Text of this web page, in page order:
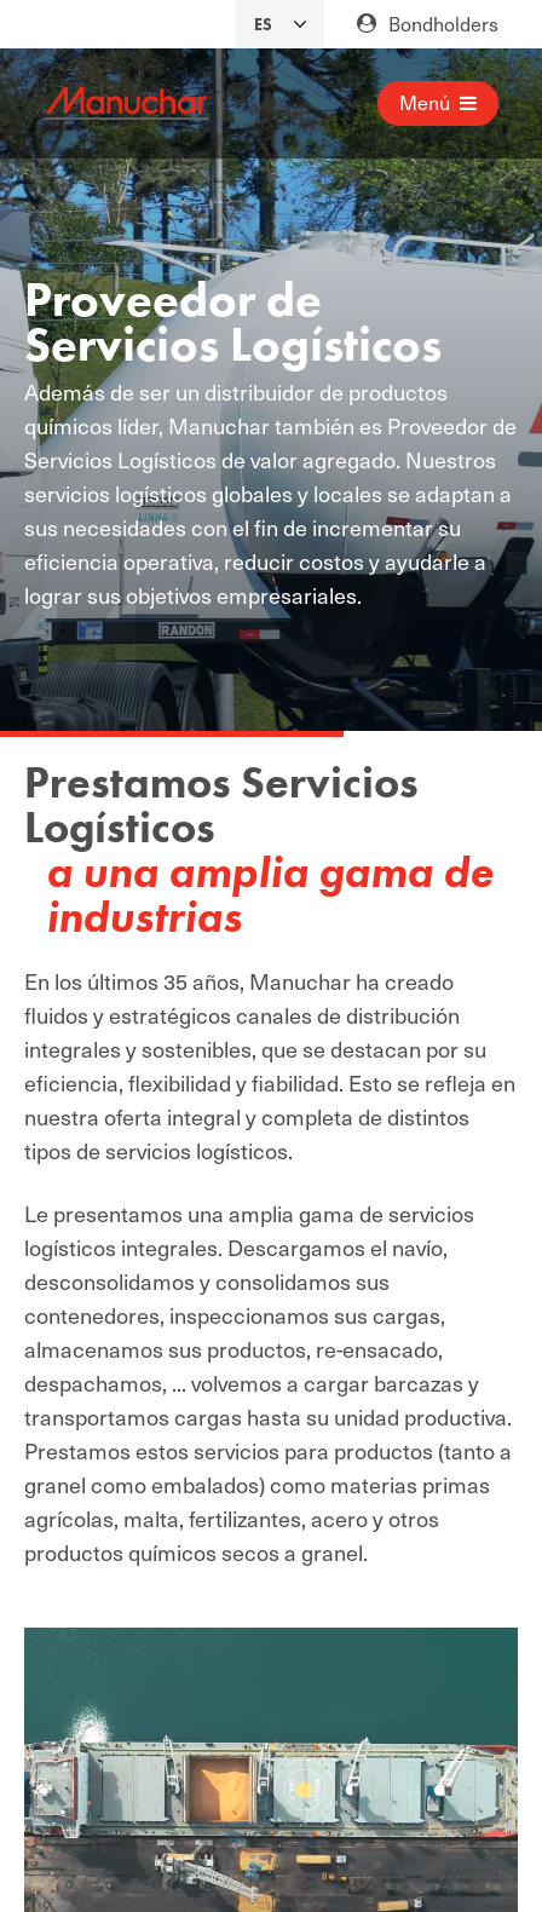
Bondholders
Menú
Proveedor de
Servicios Logísticos
Además de ser un distribuidor de productos
químicos líder, Manuchar también es Proveedor de
Servicios Logísticos de valor agregado. Nuestros
servicios logísticos globales y locales se adaptan a
sus necesidades con el fin de incrementar su
eficiencia operativa, reducir costos y ayudarle a
lograr sus objetivos empresariales.
Prestamos Servicios
Logísticos
a una amplia gama de
industrias
En los últimos 35 años, Manuchar ha creado
fluidos y estratégicos canales de distribución
integrales y sostenibles, que se destacan por su
eficiencia, flexibilidad y fiabilidad. Esto se refleja en
nuestra oferta integral y completa de distintos
tipos de servicios logísticos.
Le presentamos una amplia gama de servicios
logísticos integrales. Descargamos el navío,
desconsolidamos y consolidamos sus
contenedores, inspeccionamos sus cargas,
almacenamos sus productos, re-ensacado,
despachamos, ... volvemos a cargar barcazas y
transportamos cargas hasta su unidad productiva.
Prestamos estos servicios para productos (tanto a
granel como embalados) como materias primas
agrícolas, malta, fertilizantes, acero y otros
productos químicos secos a granel.